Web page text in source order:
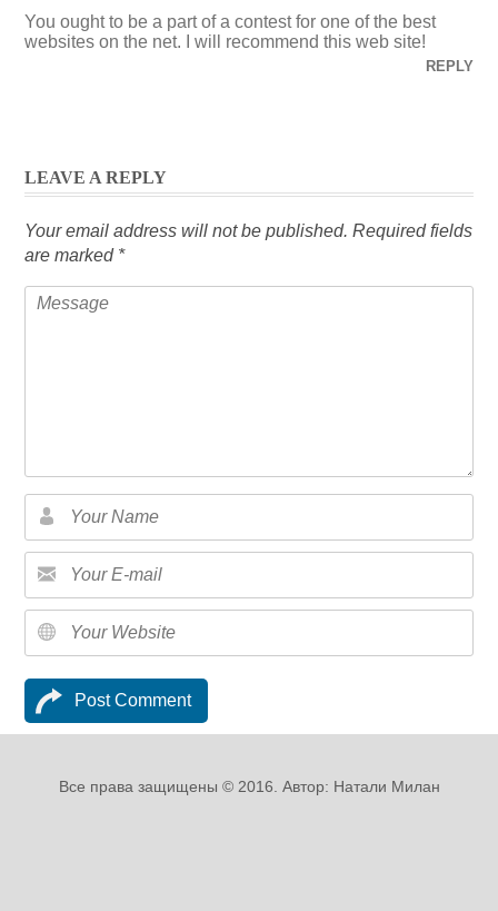
You ought to be a part of a contest for one of the best
websites on the net. I will recommend this web site!
REPLY
LEAVE A REPLY
Your email address will not be published. Required fields
are marked *
Все права защищены © 2016. Автор: Натали Милан